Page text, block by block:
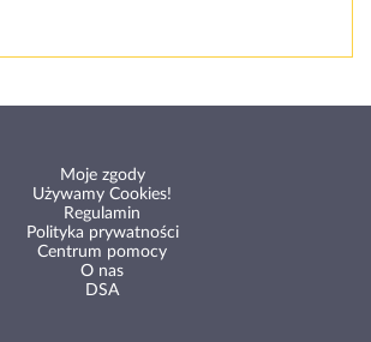
Moje zgody
Używamy Cookies!
Regulamin
Polityka prywatności
Centrum pomocy
O nas
DSA